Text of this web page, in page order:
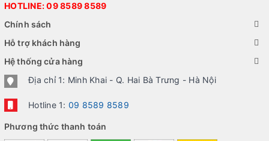
HOTLINE:09 8589 8589
Chính sách
Hỗ trợ khách hàng
Hệ thống cửa hàng
Địa chỉ 1: Minh Khai - Q. Hai Bà Trưng - Hà Nội
Hotline 1: 09 8589 8589
Phương thức thanh toán